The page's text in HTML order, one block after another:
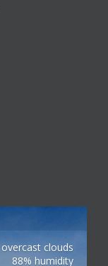
overcast clouds
88% humidity